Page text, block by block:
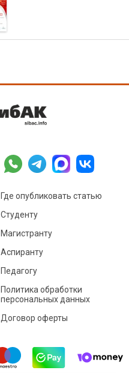
Где опубликовать статью
Студенту
Магистранту
Аспиранту
Педагогу
Политика обработки
персональных данных
Договор оферты